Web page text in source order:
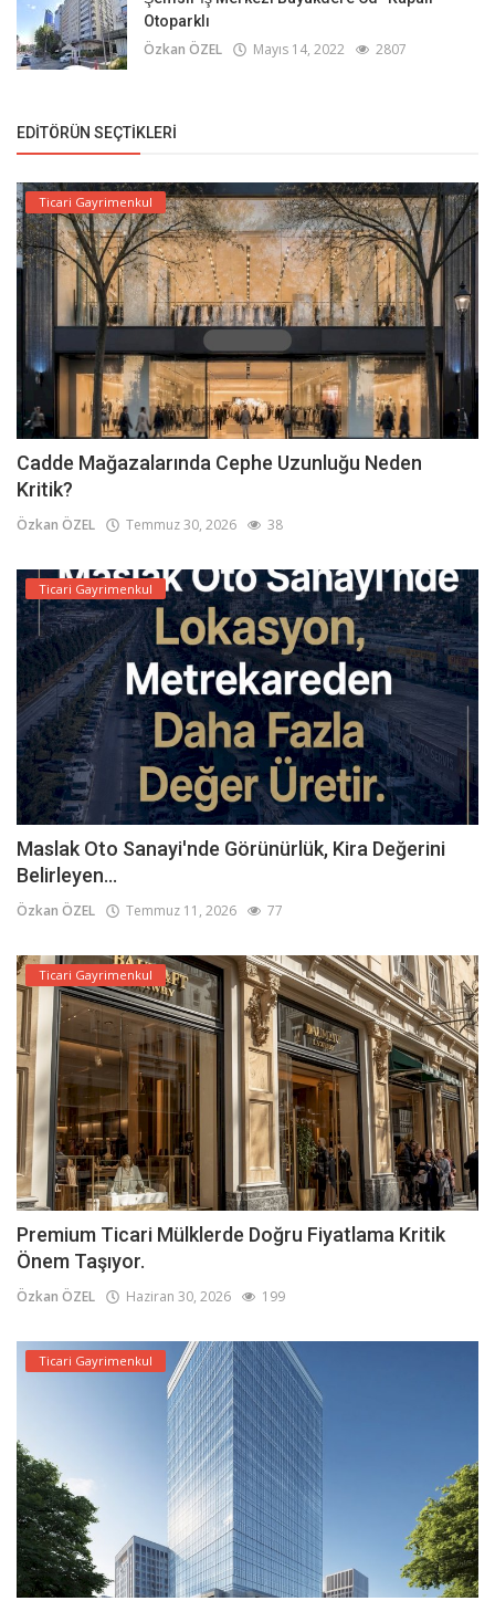
Otoparklı
Özkan ÖZEL Mayıs 14, 2022 2807
EDITÖRÜN SEÇTIKLERI
Ticari Gayrimenkul
Cadde Mağazalarında Cephe Uzunluğu Neden
Kritik?
Özkan ÖZEL Temmuz 30, 2026 38
Ticari Gayrimenkul
Maslak Oto Sanayi'nde Görünürlük, Kira Değerini
Belirleyen...
Özkan ÖZEL Temmuz 11, 2026 77
Ticari Gayrimenkul
Premium Ticari Mülklerde Doğru Fiyatlama Kritik
Önem Taşıyor.
Özkan ÖZEL Haziran 30, 2026 199
Ticari Gayrimenkul